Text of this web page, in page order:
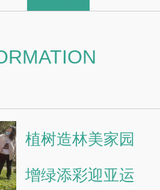
植树造林美家园
增绿添彩迎亚运